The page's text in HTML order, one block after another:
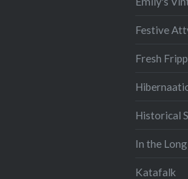
Festive
Fresh
Historical
In the
Katafalk